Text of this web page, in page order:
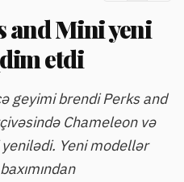
and Mini yeni
etdi
geyimi brendi Perks and
Chameleon və
Yeni modellər